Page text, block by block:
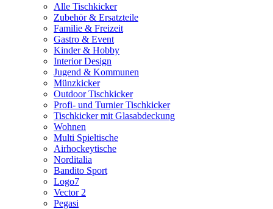
Alle Tischkicker
Zubehör & Ersatzteile
Familie & Freizeit
Gastro & Event
Kinder & Hobby
Interior Design
Jugend & Kommunen
Münzkicker
Outdoor Tischkicker
Profi- und Turnier Tischkicker
Tischkicker mit Glasabdeckung
Wohnen
Multi Spieltische
Airhockeytische
Norditalia
Bandito Sport
Logo7
Vector 2
Pegasi